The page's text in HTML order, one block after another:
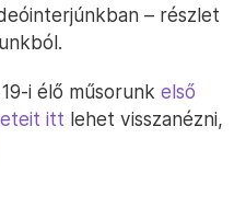
– részlet
i élő műsorunk első
itt lehet visszanézni,